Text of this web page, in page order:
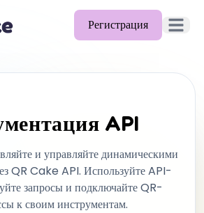
Регистрация
API
и управляйте динамическими
QR Cake API. Используйте API-
запросы и подключайте QR-
к своим инструментам.